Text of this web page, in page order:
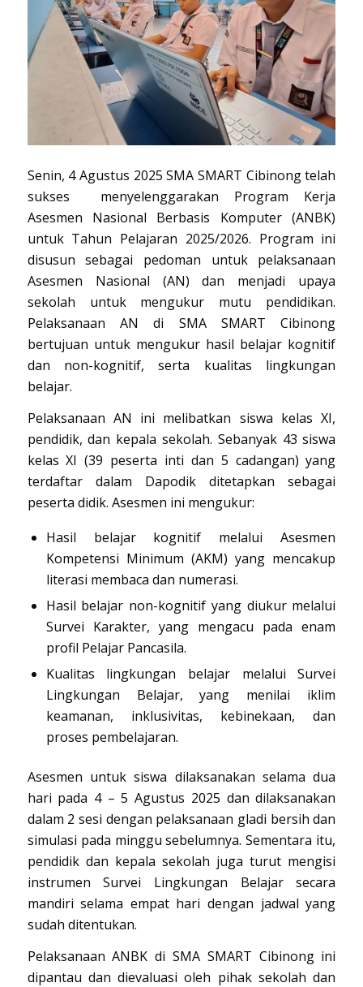
Senin, 4 Agustus 2025 SMA SMART Cibinong telah
sukses menyelenggarakan Program Kerja
Asesmen Nasional Berbasis Komputer (ANBK)
untuk Tahun Pelajaran 2025/2026. Program ini
disusun sebagai pedoman untuk pelaksanaan
Asesmen Nasional (AN) dan menjadi upaya
sekolah untuk mengukur mutu pendidikan.
Pelaksanaan AN di SMA SMART Cibinong
bertujuan untuk mengukur hasil belajar kognitif
dan non-kognitif, serta kualitas lingkungan
belajar.
Pelaksanaan AN ini melibatkan siswa kelas XI,
pendidik, dan kepala sekolah. Sebanyak 43 siswa
kelas XI (39 peserta inti dan 5 cadangan) yang
terdaftar dalam Dapodik ditetapkan sebagai
peserta didik. Asesmen ini mengukur:
Hasil belajar kognitif melalui Asesmen
Kompetensi Minimum (AKM) yang mencakup
literasi membaca dan numerasi.
Hasil belajar non-kognitif yang diukur melalui
Survei Karakter, yang mengacu pada enam
profil Pelajar Pancasila.
Kualitas lingkungan belajar melalui Survei
Lingkungan Belajar, yang menilai iklim
keamanan, inklusivitas, kebinekaan, dan
proses pembelajaran.
Asesmen untuk siswa dilaksanakan selama dua
hari pada 4 – 5 Agustus 2025 dan dilaksanakan
dalam 2 sesi dengan pelaksanaan gladi bersih dan
simulasi pada minggu sebelumnya. Sementara itu,
pendidik dan kepala sekolah juga turut mengisi
instrumen Survei Lingkungan Belajar secara
mandiri selama empat hari dengan jadwal yang
sudah ditentukan.
Pelaksanaan ANBK di SMA SMART Cibinong ini
dipantau dan dievaluasi oleh pihak sekolah dan